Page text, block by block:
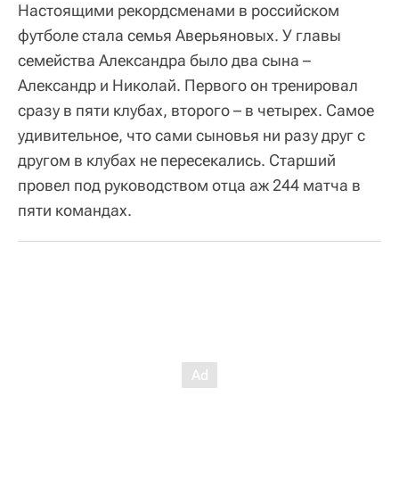
Настоящими рекордсменами в российском
футболе стала семья Аверьяновых. У главы
семейства Александра было два сына –
Александр и Николай. Первого он тренировал
сразу в пяти клубах, второго – в четырех. Самое
удивительное, что сами сыновья ни разу друг с
другом в клубах не пересекались. Старший
провел под руководством отца аж 244 матча в
пяти командах.